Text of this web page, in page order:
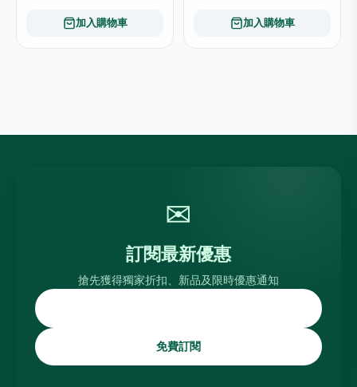
加入購物車 加入購物車
✉
訂閱最新優惠
搶先獲得獨家折扣、新品及限時優惠通知
免費訂閱